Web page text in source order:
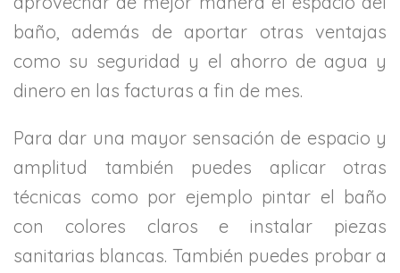
baño, además de aportar otras ventajas
como su seguridad y el ahorro de agua y
dinero en las facturas a fin de mes.
Para dar una mayor sensación de espacio y
amplitud también puedes aplicar otras
técnicas como por ejemplo pintar el baño
con colores claros e instalar piezas
sanitarias blancas. También puedes probar a